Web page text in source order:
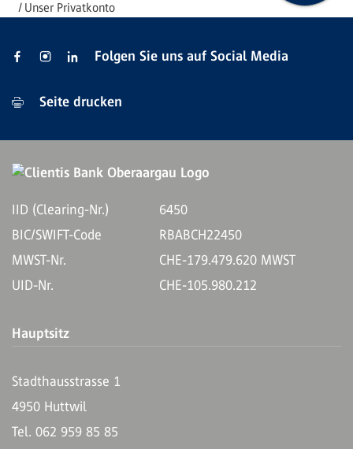
Unser Privatkonto
Folgen Sie uns auf Social Media
Seite drucken
IID (Clearing-Nr.)
6450
BIC/SWIFT-Code
RBABCH22450
MWST-Nr.
CHE-179.479.620 MWST
UID-Nr.
CHE-105.980.212
Hauptsitz
Stadthausstrasse 1
4950 Huttwil
Tel. 062 959 85 85